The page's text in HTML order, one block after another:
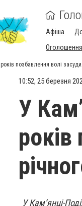
Афіша
Оголошення
позбавлення волі
10:52, 25 березня
У
У Кам’янці-